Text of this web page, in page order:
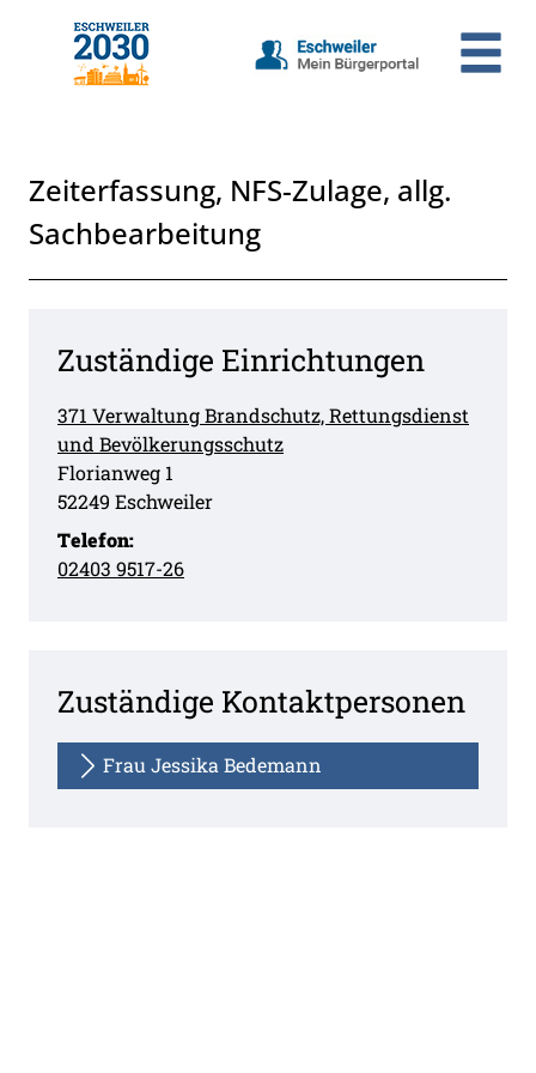
Zum Hauptinhalt springen
Zeiterfassung, NFS-Zulage, allg.
Sachbearbeitung
Zuständige Einrichtungen
371 Verwaltung Brandschutz, Rettungsdienst
und Bevölkerungsschutz
Straße:
Florianweg Hausnummer:
1
PLZ:
52249 Ort:
Eschweiler
Telefon:
02403 9517-26
Zuständige Kontaktpersonen
Frau Jessika Bedemann